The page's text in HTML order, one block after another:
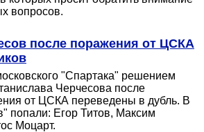
вопросов.
после поражения от ЦСКА
"Спартака" решением
Черчесова после
от ЦСКА переведены в дубль. В
попали: Егор Титов, Максим
Моцарт.